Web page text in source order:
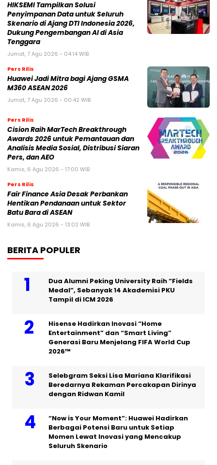
HIKSEMI Tampilkan Solusi
Penyimpanan Data untuk Seluruh
Skenario di Ajang DTI Indonesia 2026,
Dukung Pengembangan AI di Asia
Tenggara
Jumat, 7 Agu 2026 - 04:14 WIB
Pers Rilis
Huawei Jadi Mitra bagi Ajang GSMA
M360 ASEAN 2026
Jumat, 7 Agu 2026 - 00:42 WIB
Pers Rilis
Cision Raih MarTech Breakthrough
Awards 2026 untuk Pemantauan dan
Analisis Media Sosial, Distribusi Siaran
Pers, dan AEO
Kamis, 6 Agu 2026 - 17:00 WIB
Pers Rilis
Fair Finance Asia Desak Perbankan
Hentikan Pendanaan untuk Sektor
Batu Bara di ASEAN
Kamis, 6 Agu 2026 - 13:02 WIB
BERITA POPULER
Dua Alumni Peking University Raih “Fields
Medal”, Sebanyak 14 Akademisi PKU
Tampil di ICM 2026
Hisense Hadirkan Inovasi “Home
Entertainment” dan “Smart Living”
Generasi Baru Menjelang FIFA World Cup
2026™
Selebgram Seksi Lisa Mariana Klarifikasi
Beredarnya Rekaman Percakapan Dirinya
dengan Ridwan Kamil
“Now is Your Moment”: Huawei Hadirkan
Berbagai Potensi Baru untuk Setiap
Momen Lewat Inovasi yang Mencakup
Seluruh Skenario